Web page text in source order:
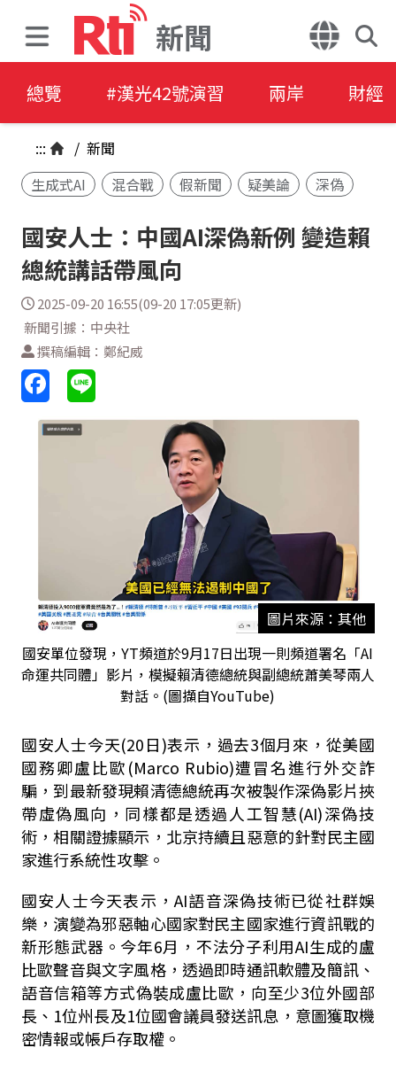
新聞
總覽 #漢光42號演習 兩岸 財經
::: / 新聞
生成式AI
混合戰 假新聞 疑美論 深偽
國安人士：中國AI深偽新例 變造賴
總統講話帶風向
2025-09-20 16:55(09-20 17:05更新)
新聞引據：中央社
撰稿編輯：鄭紀威
圖片來源：其他
國安單位發現，YT頻道於9月17日出現一則頻道署名「AI
命運共同體」影片，模擬賴清德總統與副總統蕭美琴兩人
對話。(圖擷自YouTube)
國安人士今天(20日)表示，過去3個月來，從美國
國務卿盧比歐(Marco Rubio)遭冒名進行外交詐
騙，到最新發現賴清德總統再次被製作深偽影片挾
帶虛偽風向，同樣都是透過人工智慧(AI)深偽技
術，相關證據顯示，北京持續且惡意的針對民主國
家進行系統性攻擊。
國安人士今天表示，AI語音深偽技術已從社群娛
樂，演變為邪惡軸心國家對民主國家進行資訊戰的
新形態武器。今年6月，不法分子利用AI生成的盧
比歐聲音與文字風格，透過即時通訊軟體及簡訊、
語音信箱等方式偽裝成盧比歐，向至少3位外國部
長、1位州長及1位國會議員發送訊息，意圖獲取機
密情報或帳戶存取權。